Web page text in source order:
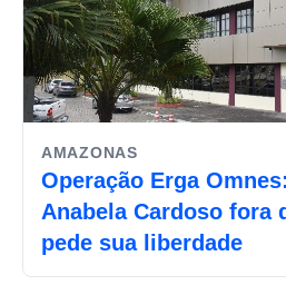
AMAZONAS
Operação Erga
Anabela Cardoso fora
pede sua liberdade